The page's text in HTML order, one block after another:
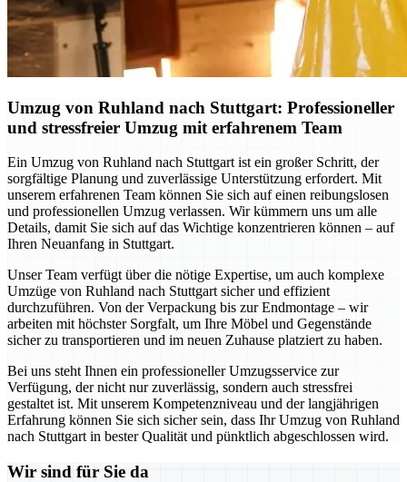
Umzug von Ruhland nach Stuttgart: Professioneller
und stressfreier Umzug mit erfahrenem Team
Ein Umzug von Ruhland nach Stuttgart ist ein großer Schritt, der
sorgfältige Planung und zuverlässige Unterstützung erfordert. Mit
unserem erfahrenen Team können Sie sich auf einen reibungslosen
und professionellen Umzug verlassen. Wir kümmern uns um alle
Details, damit Sie sich auf das Wichtige konzentrieren können – auf
Ihren Neuanfang in Stuttgart.
Unser Team verfügt über die nötige Expertise, um auch komplexe
Umzüge von Ruhland nach Stuttgart sicher und effizient
durchzuführen. Von der Verpackung bis zur Endmontage – wir
arbeiten mit höchster Sorgfalt, um Ihre Möbel und Gegenstände
sicher zu transportieren und im neuen Zuhause platziert zu haben.
Bei uns steht Ihnen ein professioneller Umzugsservice zur
Verfügung, der nicht nur zuverlässig, sondern auch stressfrei
gestaltet ist. Mit unserem Kompetenzniveau und der langjährigen
Erfahrung können Sie sich sicher sein, dass Ihr Umzug von Ruhland
nach Stuttgart in bester Qualität und pünktlich abgeschlossen wird.
Wir sind für Sie da